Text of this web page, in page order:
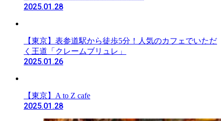
2025.01.28
【東京】表参道駅から徒歩5分！人気のカフェでいただ
く王道「クレームブリュレ」
2025.01.26
【東京】A to Z cafe
2025.01.28